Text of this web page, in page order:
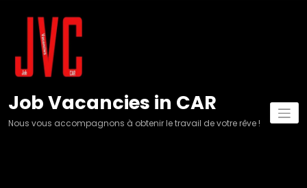
Job Vacancies in CAR
Nous vous accompagnons à obtenir le travail de votre rêve !